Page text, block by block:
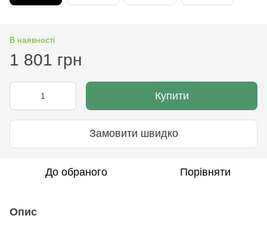
В наявності
1 801 грн
Купити
Замовити швидко
До обраного Порівняти
Опис